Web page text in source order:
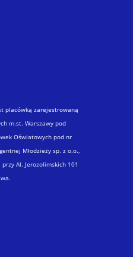
placówką zarejestrowaną
m.st. Warszawy pod
Oświatowych pod nr
Młodzieży sp. z o.o.,
Al. Jerozolimskich 101